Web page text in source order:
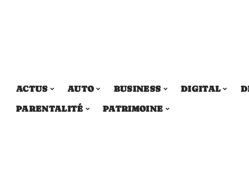
ACTUS AUTO BUSINESS DIGITAL
PARENTALITÉ
PATRIMOINE